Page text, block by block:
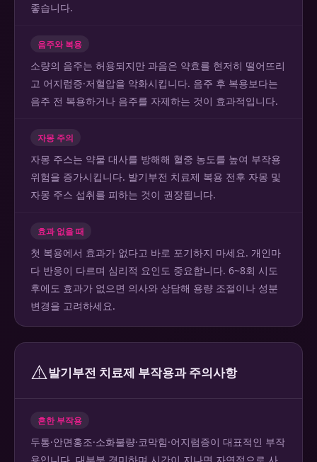
좋습니다.
음주와 복용
소량의 음주는 허용되지만 과음은 약효를 현저히 떨어뜨리
고 어지럼증·저혈압을 악화시킵니다. 음주 후 복용보다는
음주 전 복용하거나 음주를 자제하는 것이 효과적입니다.
자몽 주의
자몽 주스는 약물 대사를 방해해 혈중 농도를 높여 부작용
위험을 증가시킵니다. 발기부전 치료제 복용 전후 자몽 및
자몽 주스 섭취를 피하는 것이 권장됩니다.
효과 없을 때
첫 복용에서 효과가 없다고 바로 포기하지 마세요. 개인마
다 반응이 다르며 심리적 요인도 중요합니다. 6~8회 시도
후에도 효과가 없으면 의사와 상담해 용량 조절이나 성분
변경을 고려하세요.
⚠️발기부전 치료제 부작용과 주의사항
흔한 부작용
두통·안면홍조·소화불량·코막힘·어지럼증이 대표적인 부작